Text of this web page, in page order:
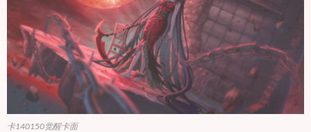
卡140150觉醒卡面